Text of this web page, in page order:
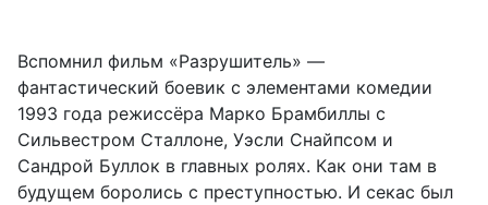
Вспомнил фильм «Разрушитель» —
фантастический боевик с элементами комедии
1993 года режиссёра Марко Брамбиллы с
Сильвестром Сталлоне, Уэсли Снайпсом и
Сандрой Буллок в главных ролях. Как они там в
будущем боролись с преступностью. И секас был